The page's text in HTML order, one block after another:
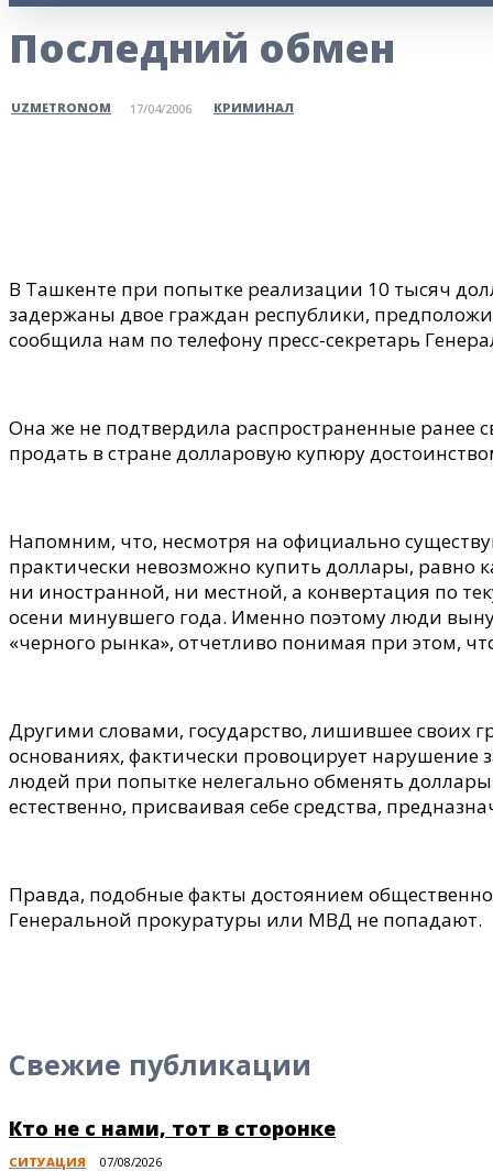
Последний обмен
UZMETRONOM 17/04/2006 КРИМИНАЛ
В Ташкенте при попытке реализации 10 тысяч
задержаны двое граждан республики,
сообщила нам по телефону пресс-секретарь
Она же не подтвердила распространенные ранее
продать в стране долларовую купюру
Напомним, что, несмотря на официально
практически невозможно купить доллары, равно
ни иностранной, ни местной, а конвертация по
осени минувшего года. Именно поэтому люди
«черного рынка», отчетливо понимая при этом,
Другими словами, государство, лишившее своих
основаниях, фактически провоцирует нарушение
людей при попытке нелегально обменять
естественно, присваивая себе средства,
Правда, подобные факты достоянием
Генеральной прокуратуры или МВД не попадают.
Свежие публикации
Кто не с нами, тот в сторонке
СИТУАЦИЯ 07/08/2026